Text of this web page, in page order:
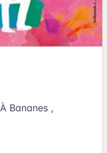
Bananes ,